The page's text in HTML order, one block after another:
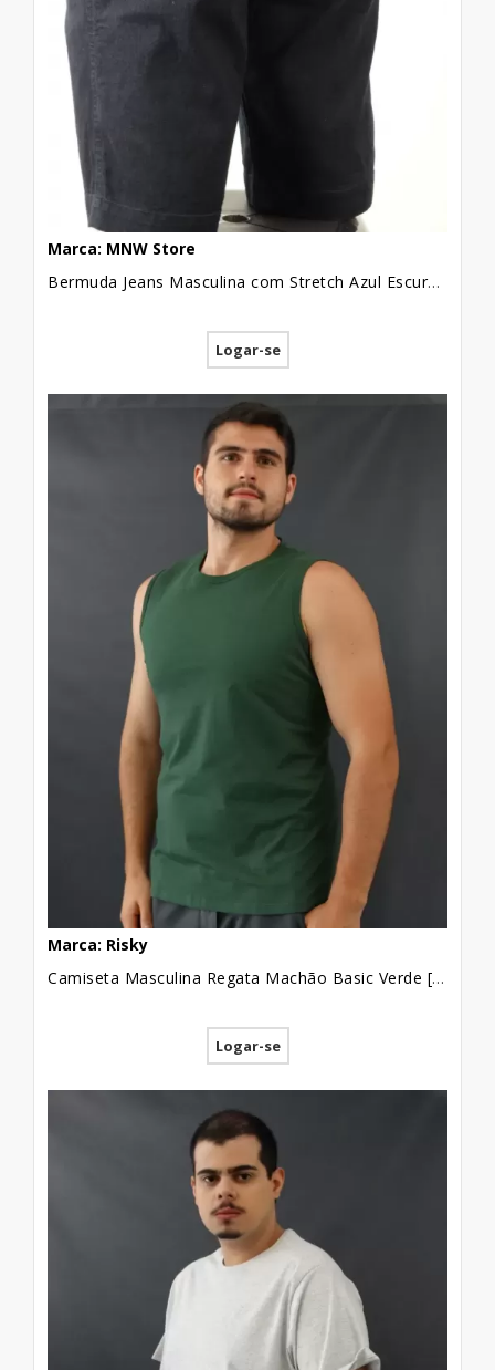
Marca: MNW Store
Bermuda Jeans Masculina com Stretch Azul Escuro [1812144]
Logar-se
Marca: Risky
Camiseta Masculina Regata Machão Basic Verde [2010040]
Logar-se